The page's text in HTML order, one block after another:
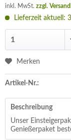
inkl. MwSt. zzgl.
Lieferzeit aktuell:
Merken
Artikel-Nr.:
Beschreibung
Unser
Genießerpaket